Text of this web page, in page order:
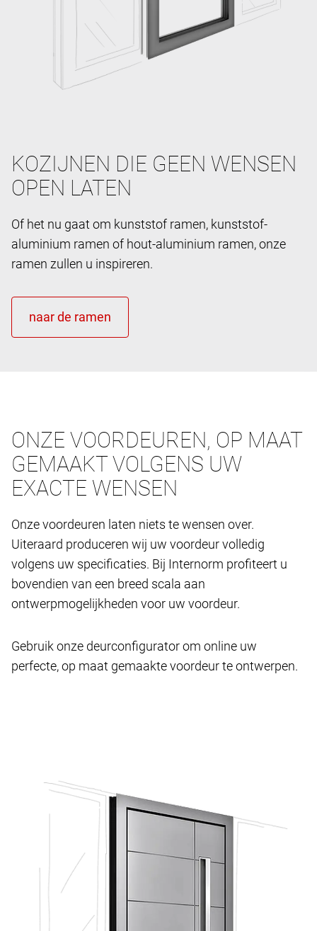
KOZIJNEN DIE GEEN WENSEN
OPEN LATEN
Of het nu gaat om kunststof ramen, kunststof-
aluminium ramen of hout-aluminium ramen, onze
ramen zullen u inspireren.
ONZE VOORDEUREN, OP MAAT
GEMAAKT VOLGENS UW
EXACTE WENSEN
Onze voordeuren laten niets te wensen over.
Uiteraard produceren wij uw voordeur volledig
volgens uw specificaties. Bij Internorm profiteert u
bovendien van een breed scala aan
ontwerpmogelijkheden voor uw voordeur.
Gebruik onze deurconfigurator om online uw
perfecte, op maat gemaakte voordeur te ontwerpen.